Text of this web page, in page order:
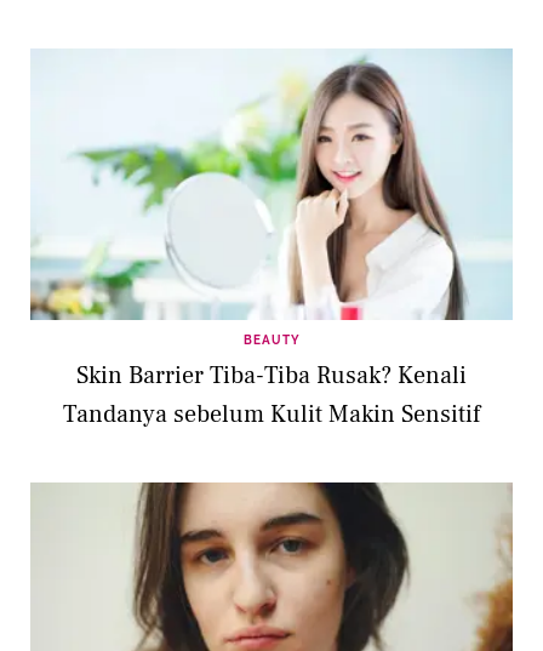
BEAUTY
Skin Barrier Tiba-Tiba Rusak? Kenali
Tandanya sebelum Kulit Makin Sensitif